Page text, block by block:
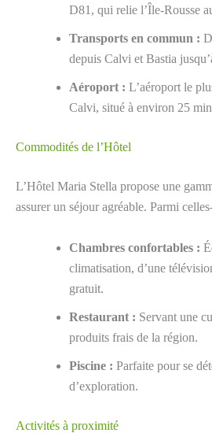
D81, qui relie l’Île-Rousse
Transports en commun :
depuis Calvi et Bastia
Aéroport : L’aéroport le
Calvi, situé à environ 25
Commodités de l’Hôtel
L’Hôtel Maria Stella propose une
assurer un séjour agréable. Parmi
Chambres confortables :
climatisation, d’une
gratuit.
Restaurant : Servant une
produits frais de la région.
Piscine : Parfaite pour se
d’exploration.
Activités à proximité